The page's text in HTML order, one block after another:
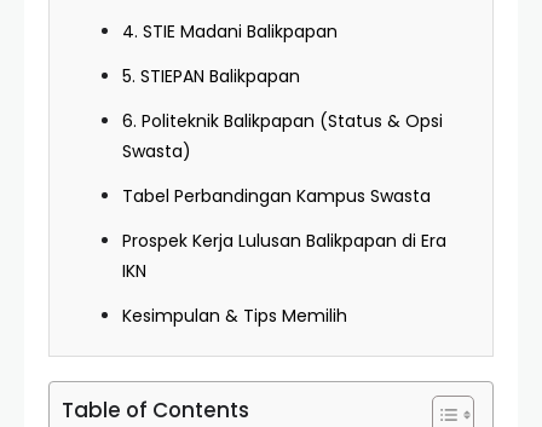
4. STIE Madani Balikpapan
5. STIEPAN Balikpapan
6. Politeknik Balikpapan (Status & Opsi
Swasta)
Tabel Perbandingan Kampus Swasta
Prospek Kerja Lulusan Balikpapan di Era
IKN
Kesimpulan & Tips Memilih
Table of Contents